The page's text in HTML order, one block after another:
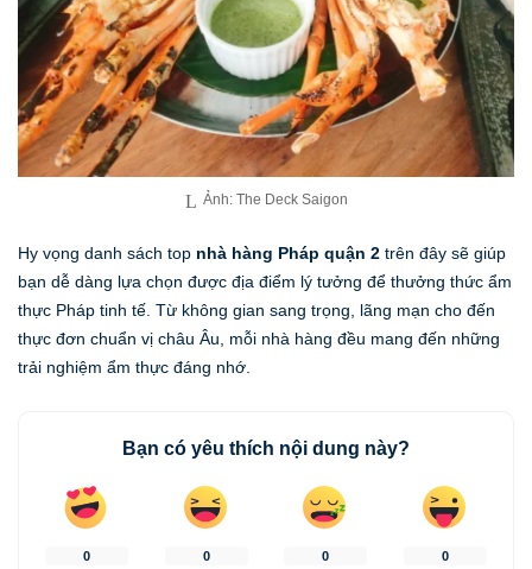
Ảnh: The Deck Saigon
Hy vọng danh sách top nhà hàng Pháp quận 2 trên đây sẽ giúp
bạn dễ dàng lựa chọn được địa điểm lý tưởng để thưởng thức ẩm
thực Pháp tinh tế. Từ không gian sang trọng, lãng mạn cho đến
thực đơn chuẩn vị châu Âu, mỗi nhà hàng đều mang đến những
trải nghiệm ẩm thực đáng nhớ.
Bạn có yêu thích nội dung này?
0 0 0 0